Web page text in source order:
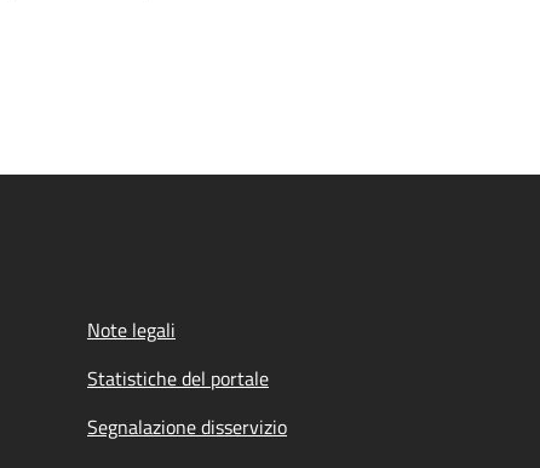
Note legali
Statistiche del portale
Segnalazione disservizio